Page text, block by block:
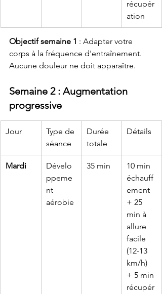
récupér
ation
Objectif semaine 1 : Adapter votre
corps à la fréquence d'entraînement.
Aucune douleur ne doit apparaître.
Semaine 2 : Augmentation
progressive
Jour
Type de
séance
Durée
totale
Détails
Mardi
Dévelo
ppeme
nt
aérobie
35 min
10 min
échauff
ement
+ 25
min à
allure
facile
(12-13
km/h)
+ 5 min
récupér